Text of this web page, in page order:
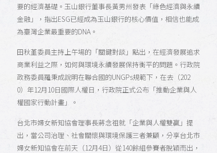
要的經濟基礎。玉山銀行董事長黃男州發表「綠色經濟與永續
金融」，指出ESG已經成為玉山銀行的核心價值，相信也能成
為臺灣企業最重要的DNA。
田秋堇委員主持上午場的「關鍵對談」點出，在經濟發展追求
商業利益之際，如何與環境永續發展保持衡平的問題。行政院
政務委員羅秉成說明在聯合國的UNGPs規範下，在去（202
0）年12月10日國際人權日，行政院正式公布「推動企業與人
權國家行動計畫」。
台北市婦女新知協會理事長蔣念祖就「企業與人權雙贏」提
出，當公司治理、社會關懷與環境保護三者兼顧，分享台北市
婦女新知協會在前天（12月4日）從140餘組參賽者脫穎而出，